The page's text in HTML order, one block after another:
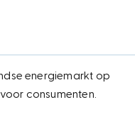
energiemarkt op
consumenten.